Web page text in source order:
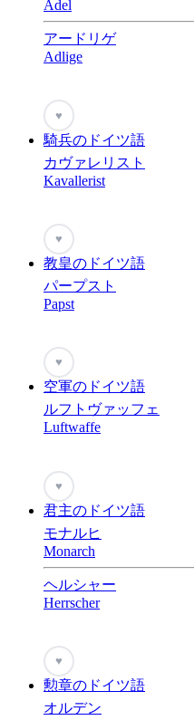
Adel
アードリゲ
Adlige
♥
騎兵のドイツ語
カヴァレリスト
Kavallerist
♥
教皇のドイツ語
パープスト
Papst
♥
空軍のドイツ語
ルフトヴァッフェ
Luftwaffe
♥
君主のドイツ語
モナルヒ
Monarch
ヘルシャー
Herrscher
♥
勲章のドイツ語
オルデン